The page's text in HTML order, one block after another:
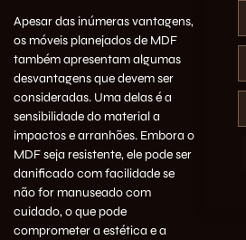
Apesar das inúmeras vantagens,
os móveis planejados de MDF
também apresentam algumas
desvantagens que devem ser
consideradas. Uma delas é a
sensibilidade do material a
impactos e arranhões. Embora o
MDF seja resistente, ele pode ser
danificado com facilidade se
não for manuseado com
cuidado, o que pode
comprometer a estética e a